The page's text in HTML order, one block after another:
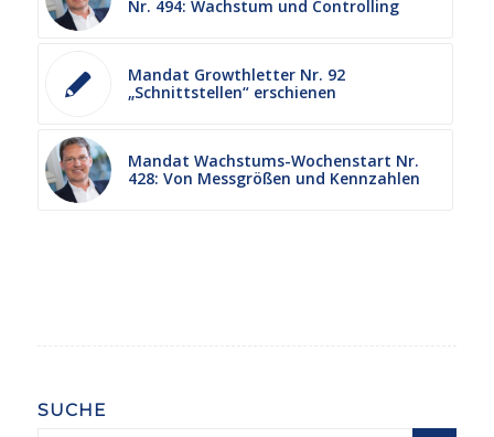
Nr. 494: Wachstum und Controlling
Mandat Growthletter Nr. 92
„Schnittstellen“ erschienen
Mandat Wachstums-Wochenstart Nr.
428: Von Messgrößen und Kennzahlen
SUCHE